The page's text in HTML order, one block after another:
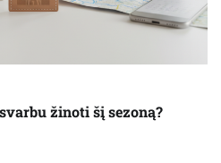
žinoti šį sezoną?